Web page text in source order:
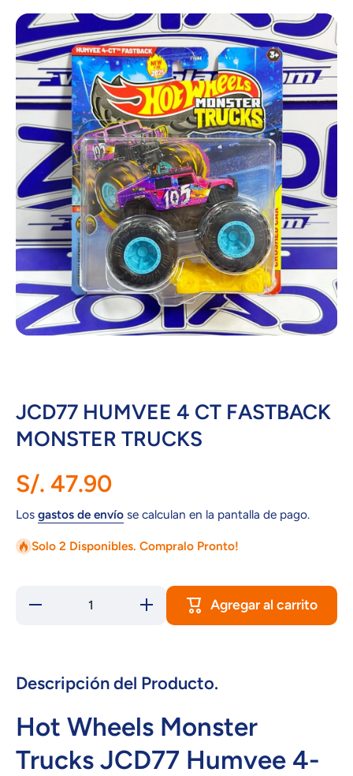
Ir directamente a la información del producto
JCD77 HUMVEE 4 CT FASTBACK
MONSTER TRUCKS
S/. 47.90
Los gastos de envío se calculan en la pantalla de pago.
Solo 2 Disponibles. Compralo Pronto!
Reducir
TRUCKS
Aumentar
cantidad
para JCD77
TRUCKS
Agregar al carrito
Descripción del Producto.
Hot Wheels Monster
Trucks JCD77 Humvee 4-